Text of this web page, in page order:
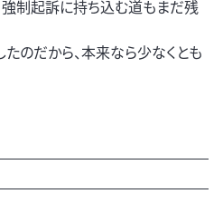
強制起訴に持ち込む道もまだ残
のだから、本来なら少なくとも